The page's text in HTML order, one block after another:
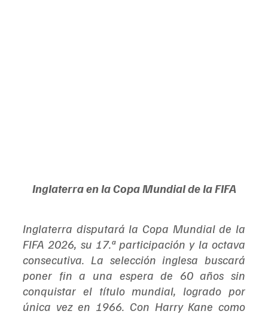
Inglaterra en la Copa Mundial de la FIFA
Inglaterra disputará la Copa Mundial de la
FIFA 2026, su 17.ª participación y la octava
consecutiva. La selección inglesa buscará
poner fin a una espera de 60 años sin
conquistar el título mundial, logrado por
única vez en 1966. Con Harry Kane como